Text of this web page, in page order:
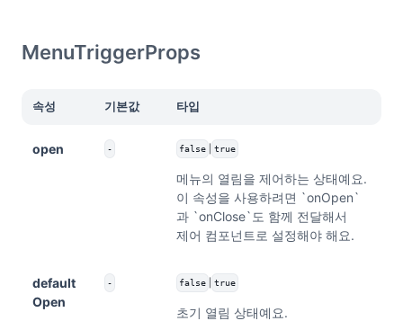
MenuTriggerProps
속성 기본값 타입
open - false true
메뉴의 열림을 제어하는 상태예요.
이 속성을 사용하려면 `onOpen`
과 `onClose`도 함께 전달해서
제어 컴포넌트로 설정해야 해요.
default
Open
- false true
초기 열림 상태예요.